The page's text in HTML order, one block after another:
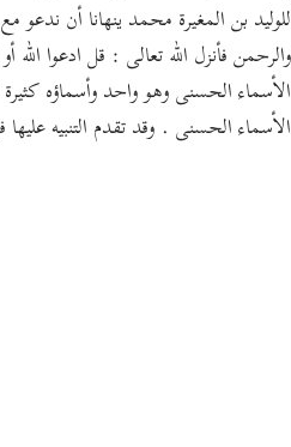
للوليد بن المغيرة محمد ينهانا أن ندعو
والرحمن فأنزل الله تعالى : قل ادعوا الله
الأسماء الحسنى وهو واحد وأسماؤه كثيرة
الأسماء الحسنى . وقد تقدم التنبيه